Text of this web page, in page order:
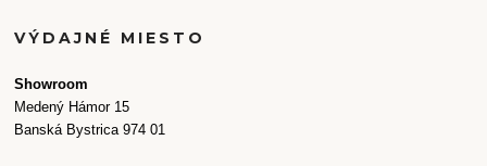
VÝDAJNÉ MIESTO
Showroom
Medený Hámor 15
Banská Bystrica 974 01